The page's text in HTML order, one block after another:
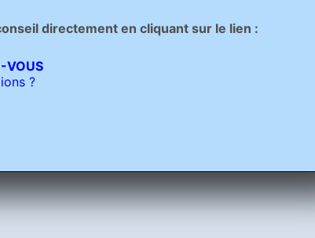
directement en cliquant sur le lien :
VOUS
?